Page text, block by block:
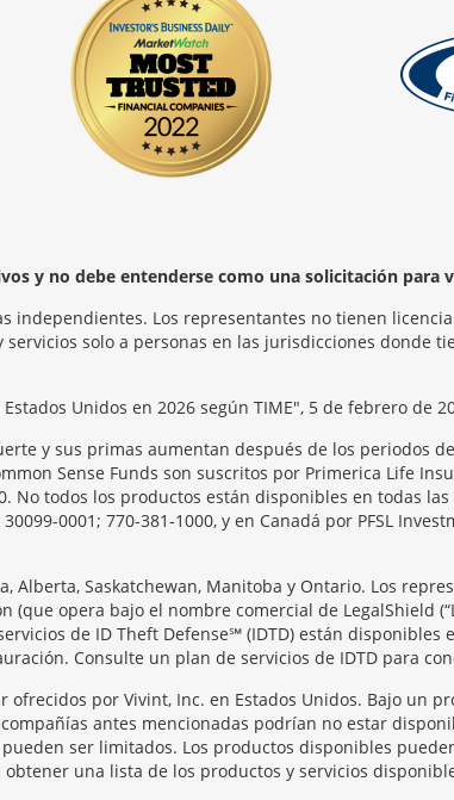
y no debe entenderse como una solicitación
independientes. Los representantes no tienen
solo a personas en las jurisdicciones donde
Unidos en 2026 según TIME", 5 de febrero de
y sus primas aumentan después de los periodos
Sense Funds son suscritos por Primerica Life
No todos los productos están disponibles en todas
0001; 770-381-1000, y en Canadá por PFSL
Alberta, Saskatchewan, Manitoba y Ontario. Los
(que opera bajo el nombre comercial de LegalShield
de ID Theft Defense℠ (IDTD) están
Consulte un plan de servicios de IDTD para
por Vivint, Inc. en Estados Unidos. Bajo un
antes mencionadas podrían no estar
ser limitados. Los productos disponibles
una lista de los productos y servicios